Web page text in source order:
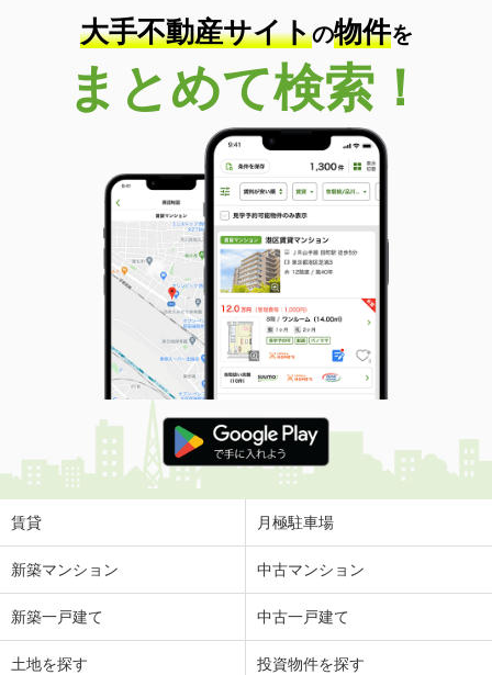
大手不動産サイトの物件を
まとめて検索！
賃貸 月極駐車場
新築マンション 中古マンション
新築一戸建て 中古一戸建て
土地を探す 投資物件を探す